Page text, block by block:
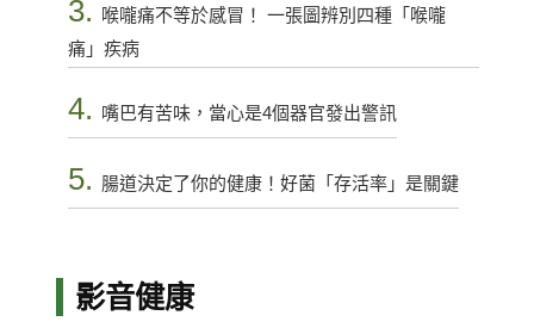
3.
喉嚨痛不等於感冒！ 一張圖辨別四種「喉嚨
痛」疾病
4. 嘴巴有苦味，當心是4個器官發出警訊
5. 腸道決定了你的健康！好菌「存活率」是關鍵
影音健康